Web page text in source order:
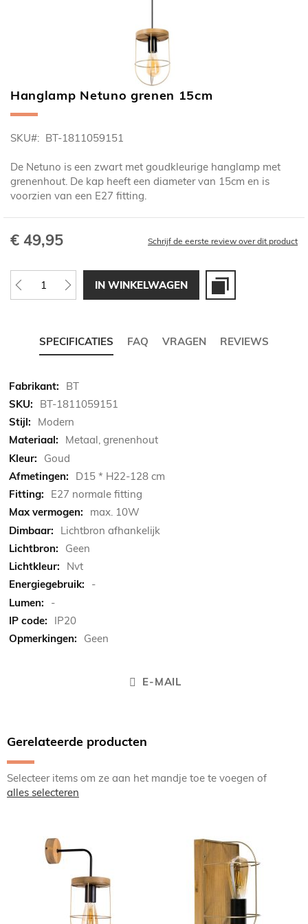
Ga
naar
begin
de
afbeeldingen-
gallerij
Hanglamp Netuno grenen 15cm
SKU BT-1811059151
De Netuno is een zwart met goudkleurige hanglamp met
grenenhout. De kap heeft een diameter van 15cm en is
voorzien van een E27 fitting.
€ 49,95 Schrijf de eerste review over dit product
IN WINKELWAGEN
SPECIFICATIES FAQ VRAGEN REVIEWS
Meer
informatie
BT
BT-1811059151
Modern
Metaal, grenenhout
Goud
D15 * H22-128 cm
E27 normale fitting
max. 10W
Lichtbron afhankelijk
Geen
Nvt
-
-
IP20
Geen
E-MAIL
Gerelateerde producten
Selecteer items om ze aan het mandje toe te voegen of
alles selecteren